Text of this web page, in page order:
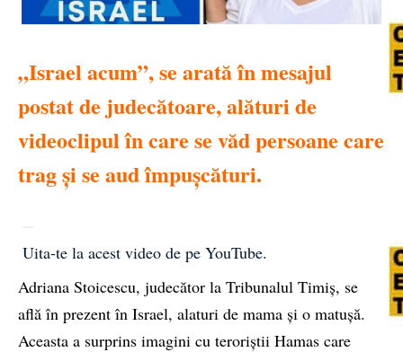
„Israel acum”, se arată în mesajul
postat de judecătoare, alături de
videoclipul în care se văd persoane care
trag şi se aud împuşcături.
Uita-te la acest video de pe YouTube.
Adriana Stoicescu, judecător la Tribunalul Timiș, se
află în prezent în Israel, alaturi de mama și o matușă.
Aceasta a surprins imagini cu teroriștii Hamas care